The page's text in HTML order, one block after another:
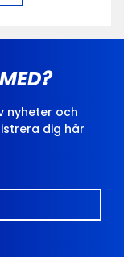
nyheter och
dig här